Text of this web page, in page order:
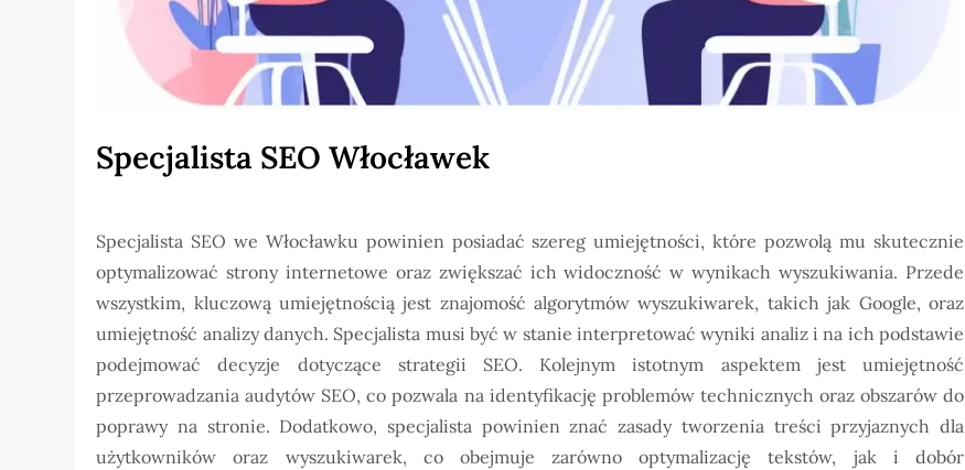
Specjalista SEO Włocławek
Specjalista SEO we Włocławku powinien posiadać szereg umiejętności, które pozwolą mu skutecznie
optymalizować strony internetowe oraz zwiększać ich widoczność w wynikach wyszukiwania. Przede
wszystkim, kluczową umiejętnością jest znajomość algorytmów wyszukiwarek, takich jak Google, oraz
umiejętność analizy danych. Specjalista musi być w stanie interpretować wyniki analiz i na ich podstawie
podejmować decyzje dotyczące strategii SEO. Kolejnym istotnym aspektem jest umiejętność
przeprowadzania audytów SEO, co pozwala na identyfikację problemów technicznych oraz obszarów do
poprawy na stronie. Dodatkowo, specjalista powinien znać zasady tworzenia treści przyjaznych dla
użytkowników oraz wyszukiwarek, co obejmuje zarówno optymalizację tekstów, jak i dobór